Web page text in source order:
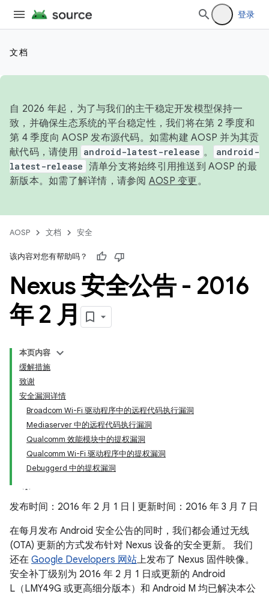
登录
文档
自 2026 年起，为了与我们的主干稳定开发模型保持一
致，并确保生态系统的平台稳定性，我们将在第 2 季度和
第 4 季度向 AOSP 发布源代码。如需构建 AOSP 并为其贡
献代码，请使用 android-latest-release 。
android-
latest-release 清单分支将始终引用推送到 AOSP 的最
新版本。如需了解详情，请参阅 AOSP 变更。
AOSP 文档 安全
该内容对您有帮助吗？
Nexus 安全公告 - 2016
年 2 月
本页内容
缓解措施
致谢
安全漏洞详情
Broadcom Wi-Fi 驱动程序中的远程代码执行漏洞
Mediaserver 中的远程代码执行漏洞
Qualcomm 效能模块中的提权漏洞
Qualcomm Wi-Fi 驱动程序中的提权漏洞
Debuggerd 中的提权漏洞
发布时间：2016 年 2 月 1 日 | 更新时间：2016 年 3 月 7 日
在每月发布 Android 安全公告的同时，我们都会通过无线
(OTA) 更新的方式发布针对 Nexus 设备的安全更新。 我们
还在 Google Developers 网站上发布了 Nexus 固件映像。
安全补丁级别为 2016 年 2 月 1 日或更新的 Android
L（LMY49G 或更高细分版本）和 Android M 均已解决本公